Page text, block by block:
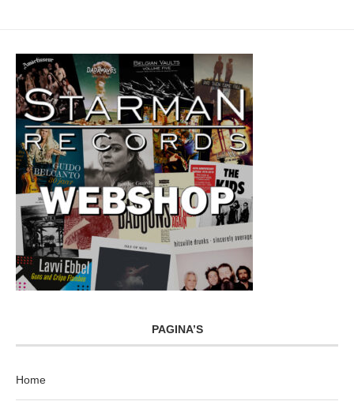
PAGINA’S
Home